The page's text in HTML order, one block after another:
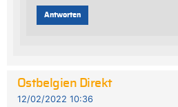
Antworten
Ostbelgien Direkt
12/02/2022 10:36